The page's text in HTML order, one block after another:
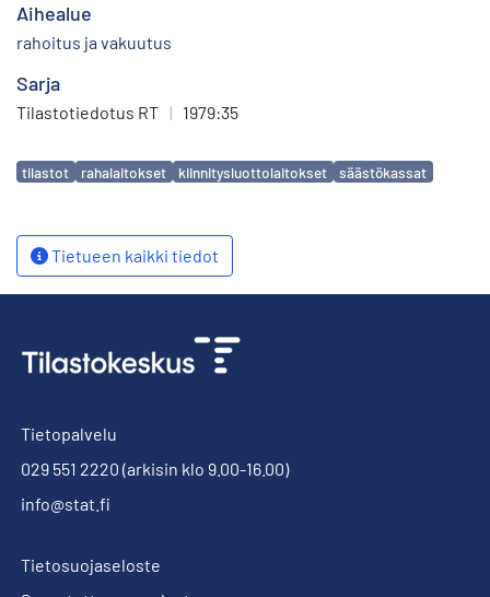
Aihealue
rahoitus ja vakuutus
Sarja
Tilastotiedotus RT | 1979:35
Avainsanat
tilastot rahalaitokset kiinnitysluottolaitokset säästökassat
Tietueen kaikki tiedot
Tietopalvelu
029 551 2220 (arkisin klo 9.00-16.00)
info@stat.fi
Tietosuojaseloste